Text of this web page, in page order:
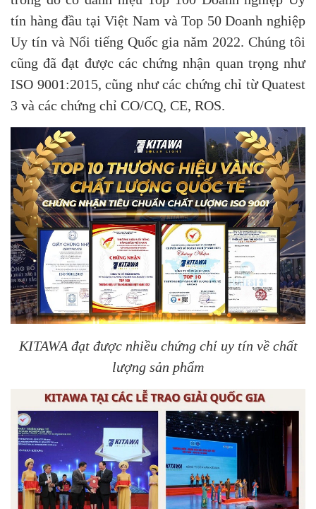
tín hàng đầu tại Việt Nam và Top 50 Doanh nghiệp
Uy tín và Nổi tiếng Quốc gia năm 2022. Chúng tôi
cũng đã đạt được các chứng nhận quan trọng như
ISO 9001:2015, cũng như các chứng chỉ từ Quatest
3 và các chứng chỉ CO/CQ, CE, ROS.
KITAWA đạt được nhiều chứng chỉ uy tín về chất
lượng sản phẩm